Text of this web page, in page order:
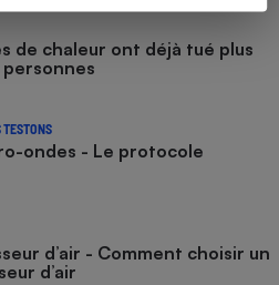
de chaleur ont déjà tué plus
TESTONS
ondes - Le protocole
d’air - Comment choisir un
d’air